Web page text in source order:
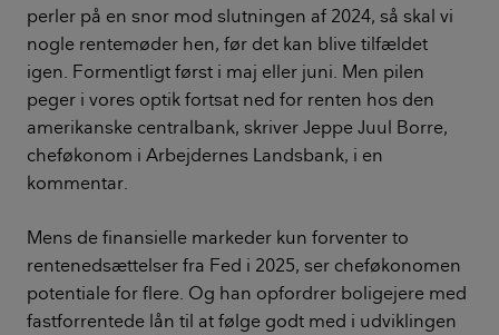
perler på en snor mod slutningen af 2024, så skal vi
nogle rentemøder hen, før det kan blive tilfældet
igen. Formentligt først i maj eller juni. Men pilen
peger i vores optik fortsat ned for renten hos den
amerikanske centralbank, skriver Jeppe Juul Borre,
cheføkonom i Arbejdernes Landsbank, i en
kommentar.
Mens de finansielle markeder kun forventer to
rentenedsættelser fra Fed i 2025, ser cheføkonomen
potentiale for flere. Og han opfordrer boligejere med
fastforrentede lån til at følge godt med i udviklingen